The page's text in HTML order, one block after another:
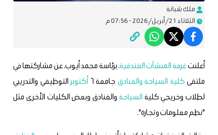
ملك شبانة
الثلاثاء 21/أبريل/2026 - 07:56 م
أعلنتغرفة المنشآت الفندقية، برئاسة محمد أيوب، عن مشاركتها في
ملتقى كلية السياحة والفنادق جامعة ٦ أكتوبر التوظيفي والتدريبي
لطلاب وخريجي كلية السياحة والفنادق وبعض الكليات الأخرى مثل
"نظم معلومات وتجارة".